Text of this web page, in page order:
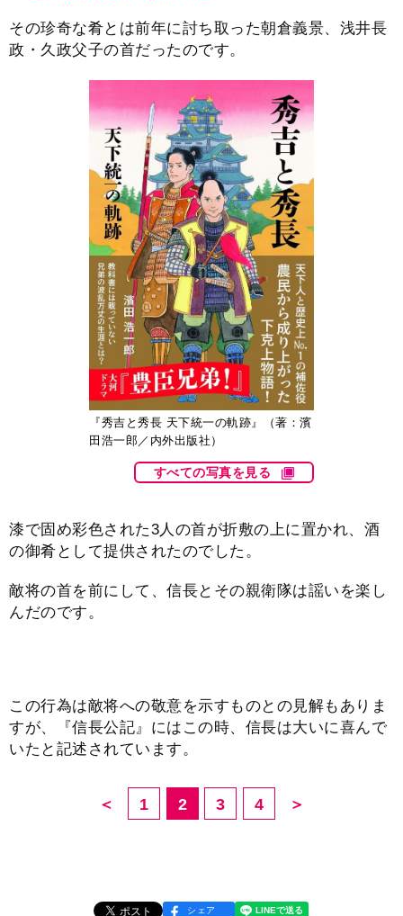
その珍奇な肴とは前年に討ち取った朝倉義景、浅井長
政・久政父子の首だったのです。
『秀吉と秀長 天下統一の軌跡』（著：濱
田浩一郎／内外出版社）
すべての写真を見る
漆で固め彩色された3人の首が折敷の上に置かれ、酒
の御肴として提供されたのでした。
敵将の首を前にして、信長とその親衛隊は謡いを楽し
んだのです。
この行為は敵将への敬意を示すものとの見解もありま
すが、『信長公記』にはこの時、信長は大いに喜んで
いたと記述されています。
＜ 1 2 3 4 ＞
シェア